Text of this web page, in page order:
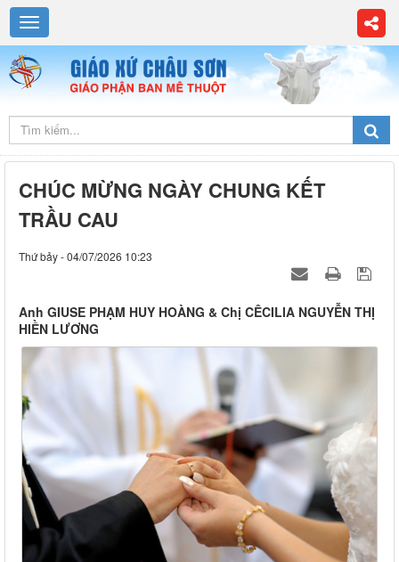
CHÚC MỪNG NGÀY CHUNG KẾT
TRẦU CAU
Thứ bảy - 04/07/2026 10:23
Anh GIUSE PHẠM HUY HOÀNG & Chị CÊCILIA NGUYỄN THỊ
HIỀN LƯƠNG